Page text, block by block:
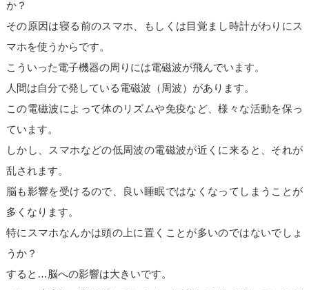
か？
その原因は寝る前のスマホ、もしくは目覚まし時計がわりにス
マホを使うからです。
こういった電子機器の周りには電磁波が飛んでいます。
人間は自分で発している電磁波（周波）があります。
この電磁波によって体のリズムや免疫など、様々な活動を保っ
ています。
しかし、スマホなどの低周波の電磁波が近くに来ると、それが
乱されます。
脳も影響を受けるので、良い睡眠ではなくなってしまうことが
多くなります。
特にスマホなんかは頭の上に置くことが多いのではないでしょ
うか？
すると…脳への影響は大きいです。